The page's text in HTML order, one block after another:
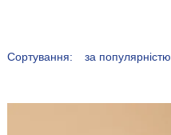
Сортування: за популярністю